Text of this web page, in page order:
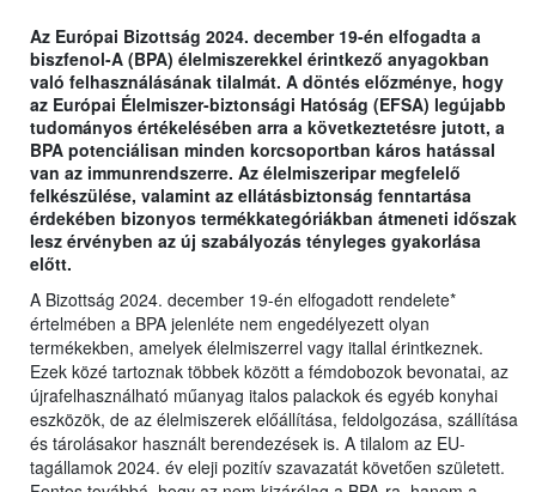
Az Európai Bizottság 2024. december 19-én elfogadta a
biszfenol-A (BPA) élelmiszerekkel érintkező anyagokban
való felhasználásának tilalmát. A döntés előzménye, hogy
az Európai Élelmiszer-biztonsági Hatóság (EFSA) legújabb
tudományos értékelésében arra a következtetésre jutott, a
BPA potenciálisan minden korcsoportban káros hatással
van az immunrendszerre. Az élelmiszeripar megfelelő
felkészülése, valamint az ellátásbiztonság fenntartása
érdekében bizonyos termékkategóriákban átmeneti időszak
lesz érvényben az új szabályozás tényleges gyakorlása
előtt.
A Bizottság 2024. december 19-én elfogadott rendelete*
értelmében a BPA jelenléte nem engedélyezett olyan
termékekben, amelyek élelmiszerrel vagy itallal érintkeznek.
Ezek közé tartoznak többek között a fémdobozok bevonatai, az
újrafelhasználható műanyag italos palackok és egyéb konyhai
eszközök, de az élelmiszerek előállítása, feldolgozása, szállítása
és tárolásakor használt berendezések is. A tilalom az EU-
tagállamok 2024. év eleji pozitív szavazatát követően született.